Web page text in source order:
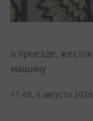
о проезде,
машину
11:49, 5 августа 2026